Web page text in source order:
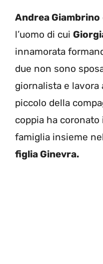
Andrea Giambrino
l’uomo di cui
innamorata
due non sono
giornalista e lavora
piccolo della
coppia ha
famiglia insieme
figlia Ginevra.